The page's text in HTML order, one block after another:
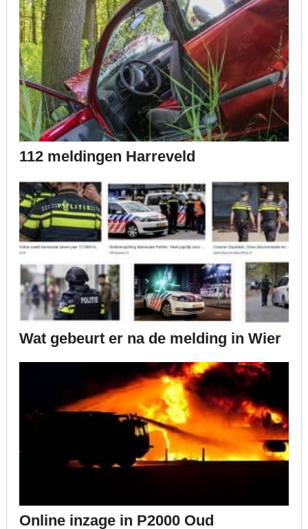
112 meldingen Harreveld
Wat gebeurt er na de melding in Wier
Online inzage in P2000 Oud